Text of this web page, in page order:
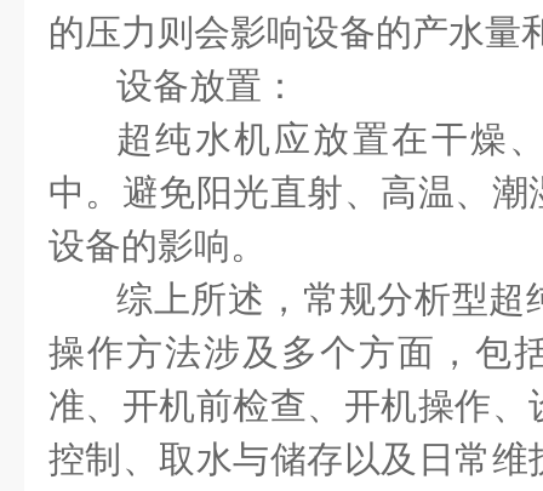
的压力则会影响设备的产水
设备放置：
超纯水机应放置在干燥
中。避免阳光直射、高温、
设备的影响。
综上所述，常规分析型超
操作方法涉及多个方面，包
准、开机前检查、开机操作
控制、取水与储存以及日常